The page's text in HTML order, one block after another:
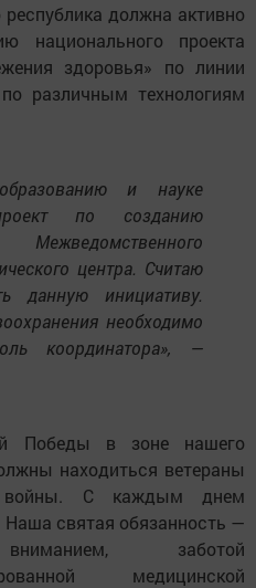
должна активно
национального проекта
здоровья» по линии
различным технологиям
и науке
по созданию
центра. Считаю
данную инициативу.
необходимо
координатора», —
Победы в зоне нашего
находиться ветераны
войны. С каждым днем
святая обязанность —
заботой
медицинской